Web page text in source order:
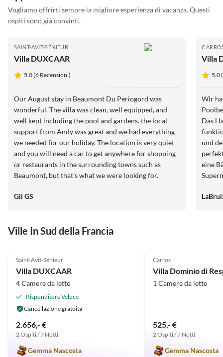
Vogliamo offrirti sempre la migliore esperienza di vacanza. Questi
ospiti sono già convinti.
SAINT-AVIT-SÉNIEUR
Villa DUXCAAR
5.0 (6 Recensioni)
Our August stay in Beaumont Du Periogord was
wonderful. The villa was clean, well equipped, and
well kept including the pool and gardens. the local
support from Andy was great and we had everything
we needed for our holiday. The location is very quiet
and you will need a car to get anywhere for shopping
or restaurants in the surrounding towns such as
Beaumont, but that's what we were looking for.
Gil GS
Villa
5.0
Wir
Das
und
eine
Ein
Ville In Sud della Francia
Saint-Avit-Sénieur
Villa DUXCAAR
4 Camere da letto
Risponditore Veloce
Cancellazione gratuita
2.656,- €
2 Ospiti / 7 Notti
Gemma Nascosta
Carros
Villa Dominio di
1 Camere da letto
525,- €
2 Ospiti / 7 Notti
Gemma Nascosta